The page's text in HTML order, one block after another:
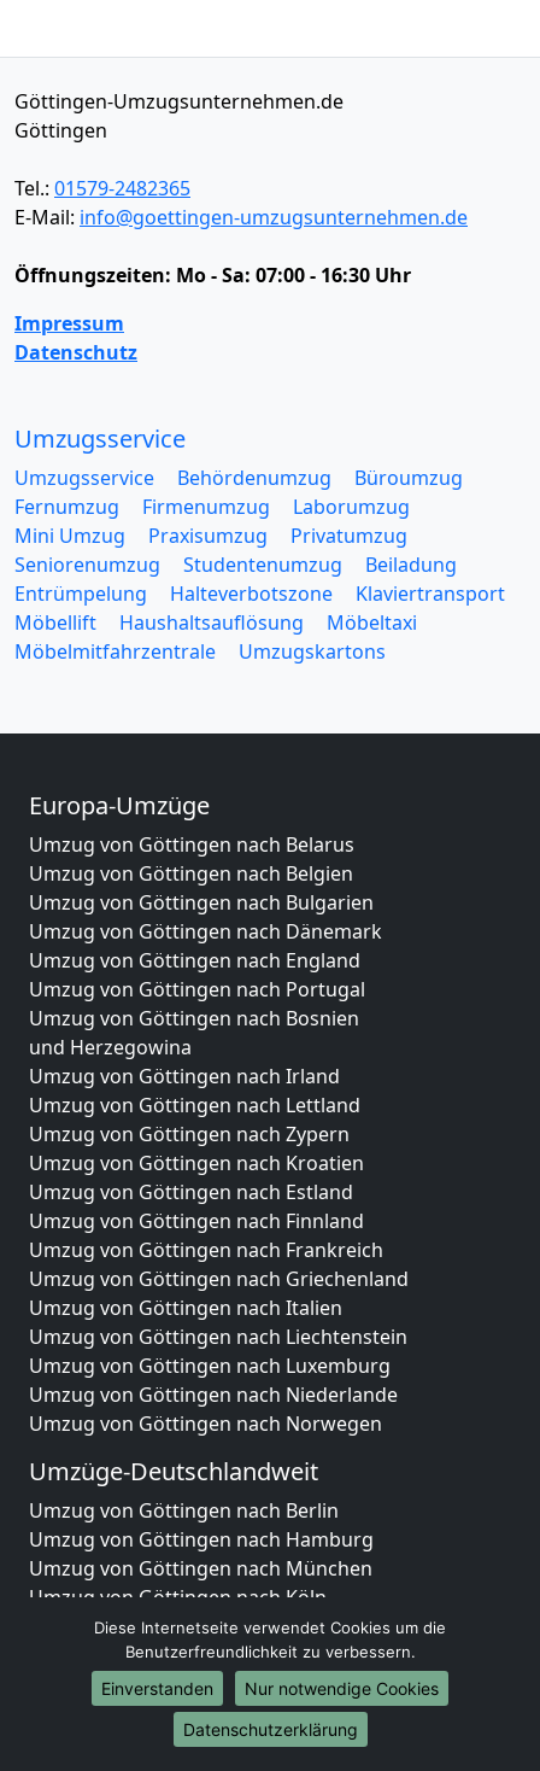
Göttingen-Umzugsunternehmen.de
Göttingen
Tel.: 01579-2482365
E-Mail: info@goettingen-umzugsunternehmen.de
Öffnungszeiten: Mo - Sa: 07:00 - 16:30 Uhr
Impressum
Datenschutz
Umzugsservice
Umzugsservice Behördenumzug
Büroumzug
Fernumzug
Firmenumzug
Laborumzug
Mini Umzug
Praxisumzug
Privatumzug
Seniorenumzug
Studentenumzug
Beiladung
Entrümpelung
Halteverbotszone
Klaviertransport
Möbellift
Haushaltsauflösung
Möbeltaxi
Möbelmitfahrzentrale
Umzugskartons
Europa-Umzüge
Umzug von Göttingen nach Belarus
Umzug von Göttingen nach Belgien
Umzug von Göttingen nach Bulgarien
Umzug von Göttingen nach Dänemark
Umzug von Göttingen nach England
Umzug von Göttingen nach Portugal
Umzug von Göttingen nach Bosnien
und Herzegowina
Umzug von Göttingen nach Irland
Umzug von Göttingen nach Lettland
Umzug von Göttingen nach Zypern
Umzug von Göttingen nach Kroatien
Umzug von Göttingen nach Estland
Umzug von Göttingen nach Finnland
Umzug von Göttingen nach Frankreich
Umzug von Göttingen nach Griechenland
Umzug von Göttingen nach Italien
Umzug von Göttingen nach Liechtenstein
Umzug von Göttingen nach Luxemburg
Umzug von Göttingen nach Niederlande
Umzug von Göttingen nach Norwegen
Umzüge-Deutschlandweit
Umzug von Göttingen nach Berlin
Umzug von Göttingen nach Hamburg
Umzug von Göttingen nach München
Umzug von Göttingen nach Köln
Umzug von Göttingen nach Frankfurt am Main
Umzug von Göttingen nach Stuttgart
Umzug von Göttingen nach Düsseldorf
Umzug von Göttingen nach Leipzig
Umzug von Göttingen nach Dortmund
Diese Internetseite verwendet Cookies um die
Benutzerfreundlichkeit zu verbessern.
Einverstanden
Nur notwendige Cookies
Datenschutzerklärung